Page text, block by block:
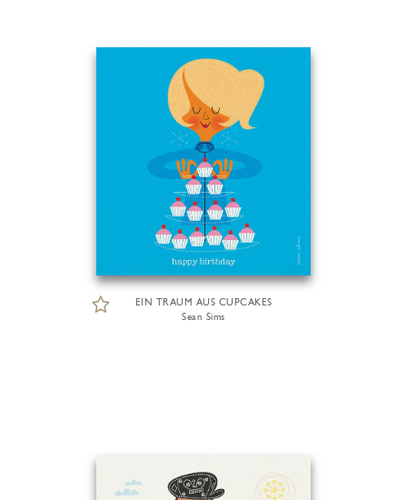
EIN TRAUM AUS CUPCAKES
Sean Sims